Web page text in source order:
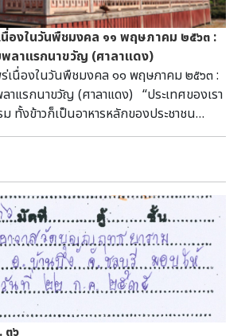
องในวันพืชมงคล ๑๑ พฤษภาคม ๒๕๖๓ :
ลาแรกนาขวัญ (ศาลาแดง)
นื่องในวันพืชมงคล ๑๑ พฤษภาคม ๒๕๖๓ :
แรกนาขวัญ (ศาลาแดง) “ประเทศของเรา
ทั้งข้าวก็เป็นอาหารหลักของประชาชน
ดีของอาณาประชาราษฎร์ และความสมบูรณ์
งต้องอาศัยอยู่กับการเพาะปลูกเป็นส่วน
สพระบาทสมเด็จพระบรมชนกาธิเบศรมหา
าราช บรมนาถบพิตร ในพิธีเปิดเขื่อน
ประเทศไทย เป็นประเทศ
กดีถึงความสำคัญของการเพาะปลูกพืชผล
โดยเฉพาะอย่างยิ่งการเพาะปลูก “ข้าว” ซึ่ง
นคงของประเทศมาทุกยุคทุกสมัย พระมหา
ตรบดีจึงต้องมีพระราชภารกิจในการบำรุง
ชาวนาผู้ปลูกข้าวเลี้ยงผู้คนทั้งประเทศความ
น “พระราชพิธีพืชมงคลจรดพระนังคัล
๓๖